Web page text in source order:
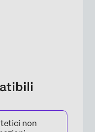
non